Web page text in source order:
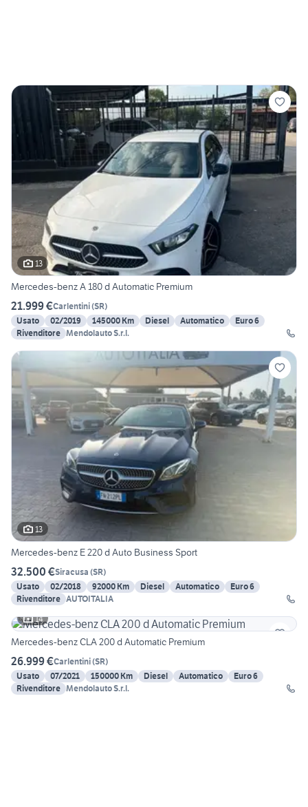
13
Mercedes-benz A 180 d Automatic Premium
21.999 €Carlentini(SR)
Usato
02/2019 145000 Km Diesel Automatico
Euro 6
Rivenditore Mendolauto S.r.l.
13
Mercedes-benz E 220 d Auto Business Sport
32.500 €Siracusa (SR)
Usato
02/2018 92000 Km Diesel Automatico
Euro 6
Rivenditore AUTOITALIA
14
Mercedes-benz CLA 200 d Automatic Premium
26.999 €Carlentini(SR)
Usato
07/2021 150000 Km Diesel Automatico
Euro 6
Rivenditore Mendolauto S.r.l.